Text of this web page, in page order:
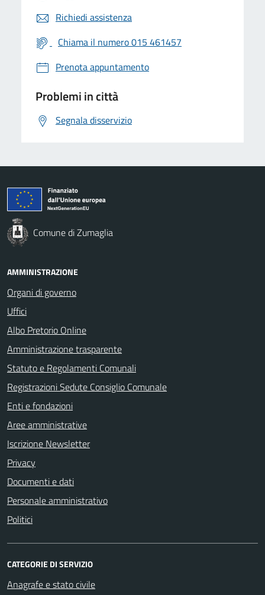
Richiedi assistenza
Chiama il numero 015 461457
Prenota appuntamento
Problemi in città
Segnala disservizio
Comune di Zumaglia
AMMINISTRAZIONE
Organi di governo
Uffici
Albo Pretorio Online
Amministrazione trasparente
Statuto e Regolamenti Comunali
Registrazioni Sedute Consiglio Comunale
Enti e fondazioni
Aree amministrative
Iscrizione Newsletter
Privacy
Documenti e dati
Personale amministrativo
Politici
CATEGORIE DI SERVIZIO
Anagrafe e stato civile